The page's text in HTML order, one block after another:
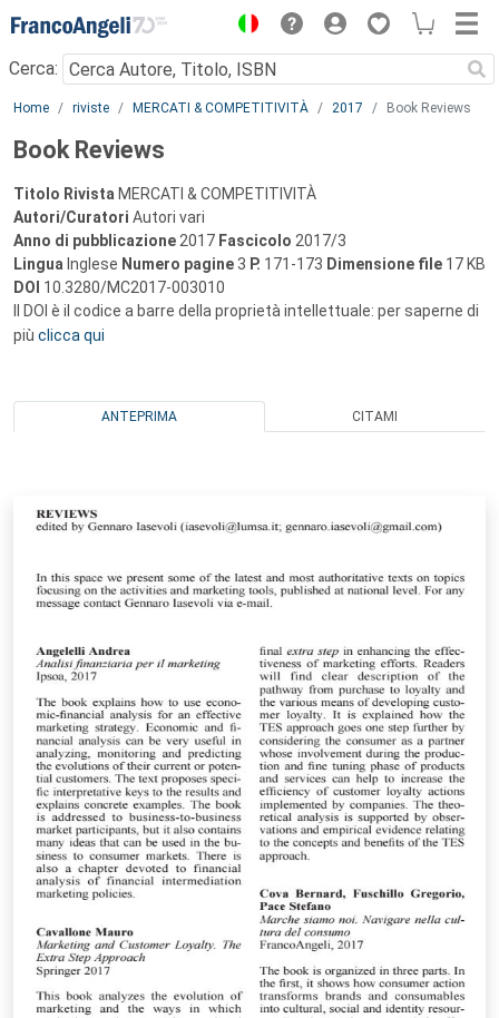
Menu
Cerca:
Main content
Home riviste MERCATI & COMPETITIVITÀ 2017 Book Reviews
Book Reviews
Titolo Rivista MERCATI & COMPETITIVITÀ
Autori/Curatori Autori vari
Anno di pubblicazione 2017 Fascicolo 2017/3
Lingua Inglese Numero pagine 3 P. 171-173 Dimensione file 17 KB
DOI 10.3280/MC2017-003010
Il DOI è il codice a barre della proprietà intellettuale: per saperne di
più clicca qui
ANTEPRIMA CITAMI